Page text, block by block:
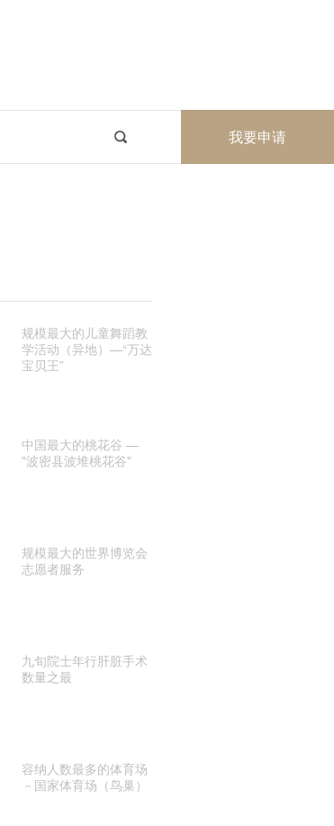
我要申请
规模最大的儿童舞蹈教
学活动（异地）—“万达
宝贝王”
中国最大的桃花谷 —
"波密县波堆桃花谷"
规模最大的世界博览会
志愿者服务
九旬院士年行肝脏手术
数量之最
容纳人数最多的体育场
－国家体育场（鸟巢）